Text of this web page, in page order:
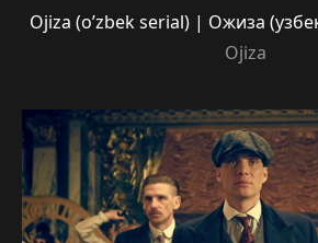
Ojiza (o’zbek serial) | Ожиза
Ojiza